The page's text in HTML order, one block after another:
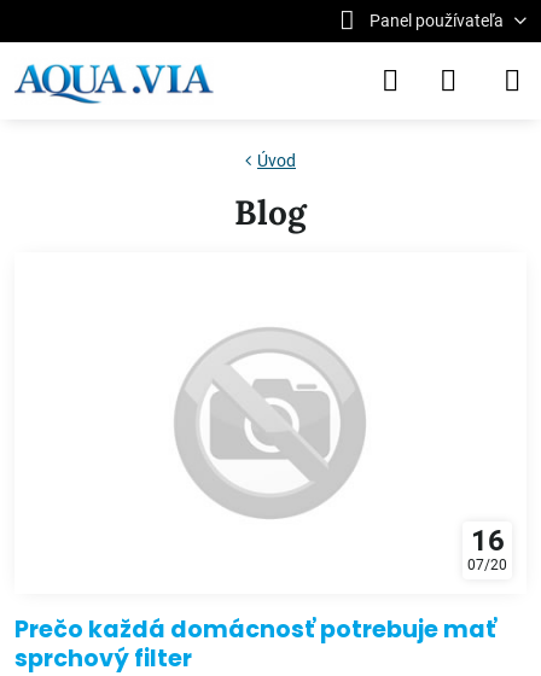
Panel používateľa
Úvod
Blog
16
07/20
Prečo každá domácnosť potrebuje mať
sprchový filter